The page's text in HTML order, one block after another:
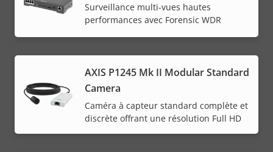
Surveillance multi-vues hautes
performances avec Forensic WDR
AXIS P1245 Mk II Modular Standard
Camera
Caméra à capteur standard complète et
discrète offrant une résolution Full HD